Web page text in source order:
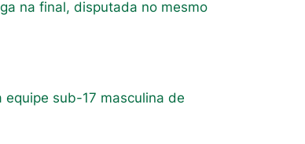
na final, disputada no mesmo
sub-17 masculina de